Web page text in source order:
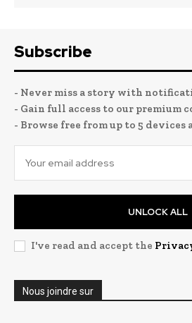
Subscribe
- Never miss a story with
- Gain full access to our premium
- Browse free from up to 5 devices
UNLOCK ALL
I've read and accept the
Nous joindre sur